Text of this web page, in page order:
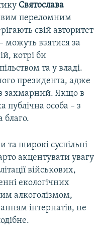
Святослава
переломним
свій авторитет
можуть взятися за
котрі би
та у владі.
президента, адже
захмарний. Якщо в
публічна особа – з
благо.
та широкі суспільні
акцентувати увагу
військових,
екологічних
алкоголізмом,
інтернатів, не